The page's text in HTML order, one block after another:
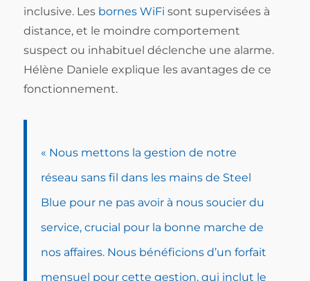
inclusive. Les bornes WiFi sont supervisées à
distance, et le moindre comportement
suspect ou inhabituel déclenche une alarme.
Hélène Daniele explique les avantages de ce
fonctionnement.
« Nous mettons la gestion de notre
réseau sans fil dans les mains de Steel
Blue pour ne pas avoir à nous soucier du
service, crucial pour la bonne marche de
nos affaires. Nous bénéficions d’un forfait
mensuel pour cette gestion, qui inclut le